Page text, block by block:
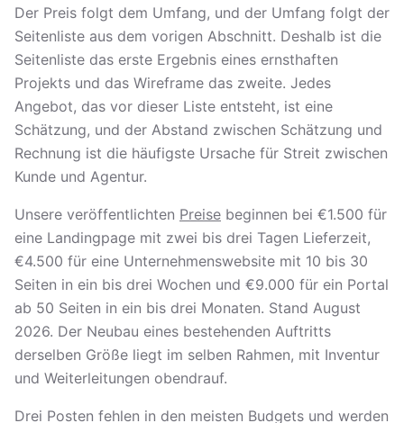
Der Preis folgt dem Umfang, und der Umfang folgt der
Seitenliste aus dem vorigen Abschnitt. Deshalb ist die
Seitenliste das erste Ergebnis eines ernsthaften
Projekts und das Wireframe das zweite. Jedes
Angebot, das vor dieser Liste entsteht, ist eine
Schätzung, und der Abstand zwischen Schätzung und
Rechnung ist die häufigste Ursache für Streit zwischen
Kunde und Agentur.
Unsere veröffentlichten Preise beginnen bei €1.500 für
eine Landingpage mit zwei bis drei Tagen Lieferzeit,
€4.500 für eine Unternehmenswebsite mit 10 bis 30
Seiten in ein bis drei Wochen und €9.000 für ein Portal
ab 50 Seiten in ein bis drei Monaten. Stand August
2026. Der Neubau eines bestehenden Auftritts
derselben Größe liegt im selben Rahmen, mit Inventur
und Weiterleitungen obendrauf.
Drei Posten fehlen in den meisten Budgets und werden